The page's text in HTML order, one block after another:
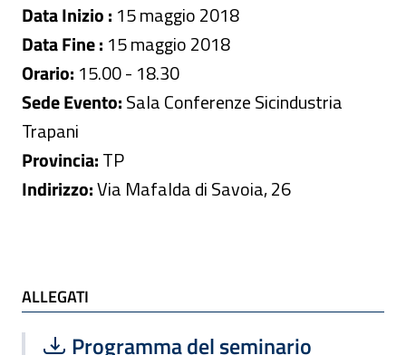
Data Inizio : 15 maggio 2018
Data Fine : 15 maggio 2018
Orario: 15.00 - 18.30
Sede Evento:Sala Conferenze Sicindustria
Trapani
Provincia:TP
Indirizzo:Via Mafalda di Savoia, 26
ALLEGATI
ALLEGATI
Scarica file:
Programma del seminario
Formato PDF — Dimensione 637.43 kB